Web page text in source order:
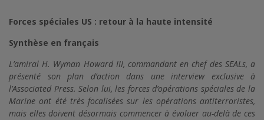
Forces spéciales US : retour à la haute intensité
Synthèse en français
L’amiral H. Wyman Howard III, commandant en chef des SEALs, a
présenté son plan d’action dans une interview exclusive à
l’Associated Press. Selon lui, les forces d’opérations spéciales de la
Marine ont été très focalisées sur les opérations antiterroristes,
mais elles doivent désormais commencer à évoluer au-delà de ces